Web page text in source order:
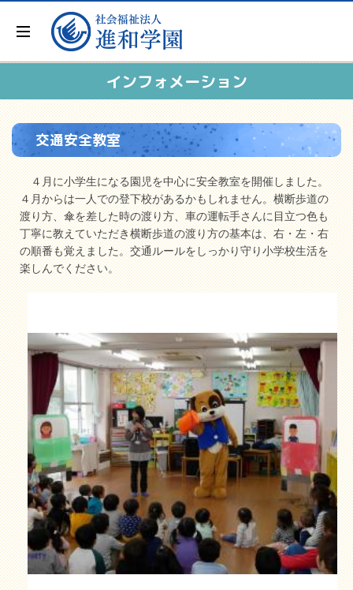
インフォメーション
交通安全教室
４月に小学生になる園児を中心に安全教室を開催しました。
４月からは一人での登下校があるかもしれません。横断歩道の
渡り方、傘を差した時の渡り方、車の運転手さんに目立つ色も
丁寧に教えていただき横断歩道の渡り方の基本は、右・左・右
の順番も覚えました。交通ルールをしっかり守り小学校生活を
楽しんでください。